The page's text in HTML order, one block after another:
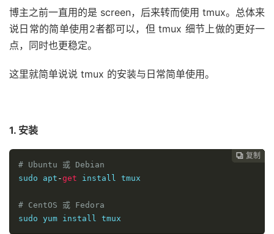
博主之前一直用的是 screen，后来转而使用 tmux。总体来
说日常的简单使用2者都可以，但 tmux 细节上做的更好一
点，同时也更稳定。
这里就简单说说 tmux 的安装与日常简单使用。
1. 安装
 复制
 复制
 复制
 复制
 复制
 复制
 复制
 复制
 复制
 复制
 复制
 复制
# Ubuntu 或 Debian
sudo apt -get install tmux
# CentOS 或 Fedora
sudo yum install tmux